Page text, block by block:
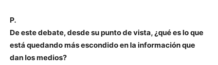
P.
De este debate, desde su punto de vista, ¿qué es lo que
está quedando más escondido en la información que
dan los medios?